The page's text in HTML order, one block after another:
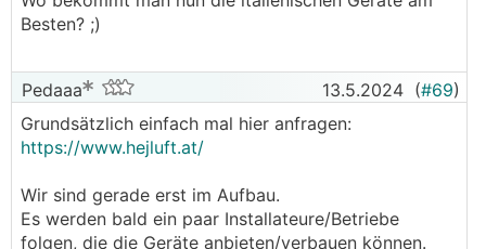
https://www.hejluft.at/funktions-beschreibung
Ich will hier nicht in Werbung verfallen, sondern das
Ganze ganz nüchtern und offen durchleuchten:
Besten? ;)
Pedaaa 13.5.2024 (#69)
Grundsätzlich einfach mal hier anfragen:
https://www.hejluft.at/
Wir sind gerade erst im Aufbau.
Es werden bald ein paar Installateure/Betriebe
folgen, die die Geräte anbieten/verbauen können.